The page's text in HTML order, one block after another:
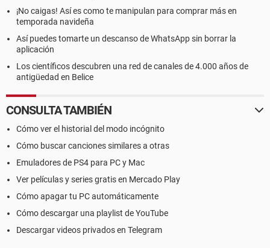
¡No caigas! Así es como te manipulan para comprar más en
temporada navideña
Así puedes tomarte un descanso de WhatsApp sin borrar la
aplicación
Los científicos descubren una red de canales de 4.000 años de
antigüedad en Belice
CONSULTA TAMBIÉN
Cómo ver el historial del modo incógnito
Cómo buscar canciones similares a otras
Emuladores de PS4 para PC y Mac
Ver películas y series gratis en Mercado Play
Cómo apagar tu PC automáticamente
Cómo descargar una playlist de YouTube
Descargar videos privados en Telegram